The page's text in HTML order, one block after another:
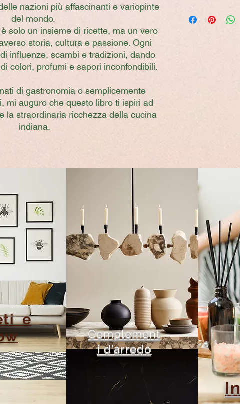
nazioni più affascinanti e variopinte
del mondo.
solo un insieme di ricette, ma un vero
storia, cultura e passione. Ogni
influenze, scambi e tradizioni, dando
colori, profumi e sapori inconfondibili.
di gastronomia o semplicemente
mi auguro che questo libro ti ispiri ad
la straordinaria ricchezza della cucina
indiana.
Dopo l’acquisto,
formato che
Tadka Daal,
personale
e
Complement
i d'arredo